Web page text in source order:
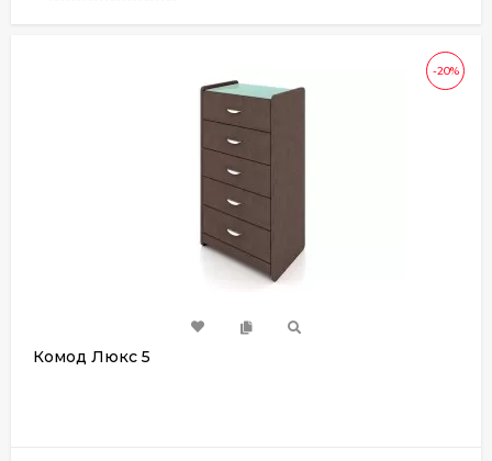
-20%
Комод Люкс 5